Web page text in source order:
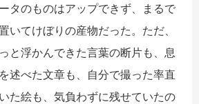
タのものはアップできず、まるで
いてけぼりの産物だった。ただ、
と浮かんできた言葉の断片も、息
述べた文章も、自分で撮った率直
た絵も、気負わずに残せていたの